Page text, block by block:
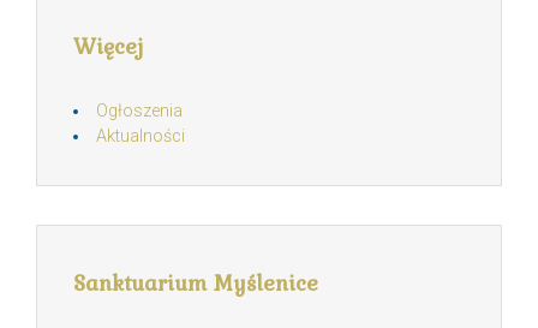
Więcej
Ogłoszenia
Aktualności
Sanktuarium Myślenice